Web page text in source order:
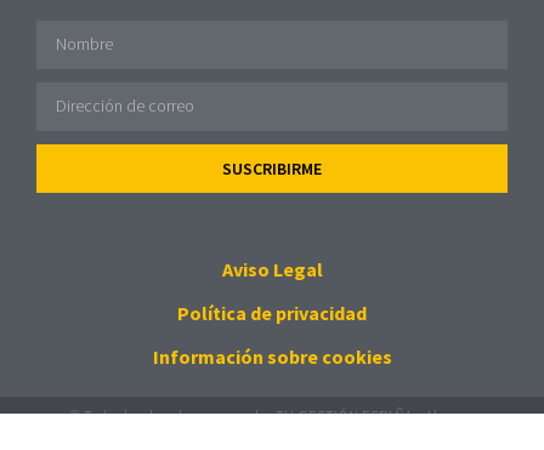
SUSCRIBIRME
Aviso Legal
Política de privacidad
Información sobre cookies
© Todos los derechos reservados TU GESTIÓN ESPAÑA - Algunas